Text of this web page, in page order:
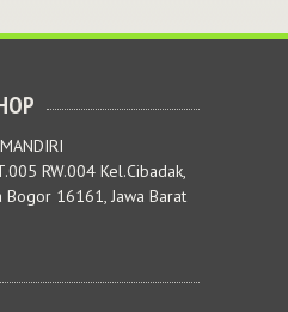
RW.004 Kel.Cibadak,
Bogor 16161, Jawa Barat